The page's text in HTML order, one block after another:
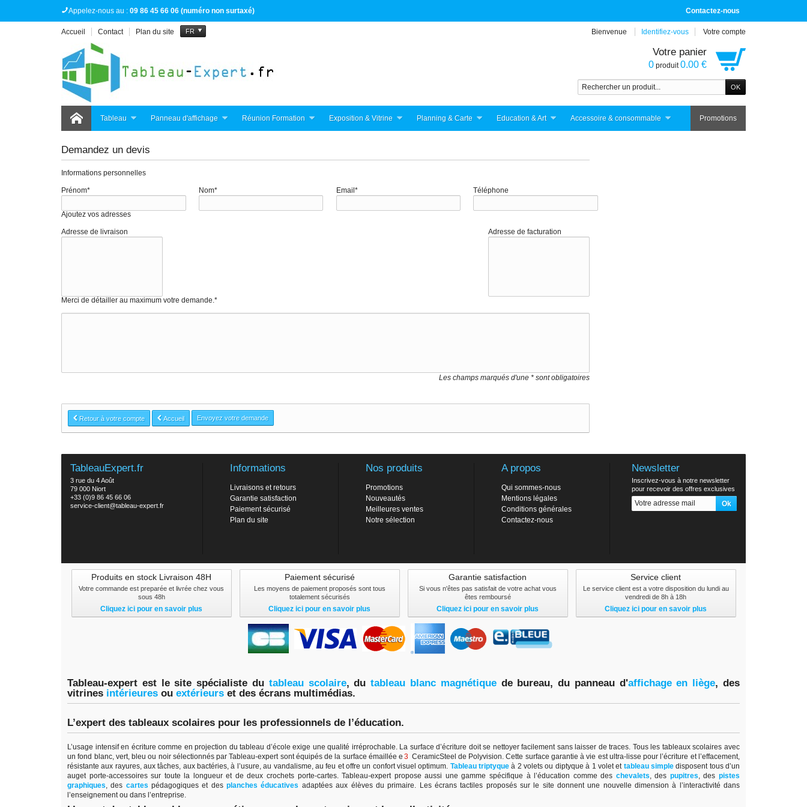
Contactez-nous
Appelez-nous au : 09 86 45 66 06 (numéro non surtaxé)
Accueil Contact Plan du site FR Bienvenue Identifiez-vous Votre compte
Votre panier
0 produit0.00 €
Promotions
Tableau Panneau d'affichage Réunion Formation Exposition & Vitrine Planning & Carte Education & Art Accessoire & consommable
Demandez un devis
Informations personnelles
Prénom* Nom* Email* Téléphone
Ajoutez vos adresses
Adresse de livraison Adresse de facturation
Merci de détailler au maximum votre demande.*
Les champs marqués d'une * sont obligatoires
Retour à votre compte Accueil Envoyez votre demande
TableauExpert.fr
3 rue du 4 Août
79 000 Niort
+33 (0)9 86 45 66 06
service-client@tableau-expert.fr
Informations
Livraisons et retours
Garantie satisfaction
Paiement sécurisé
Plan du site
Nos produits
Promotions
Nouveautés
Meilleures ventes
Notre sélection
A propos
Qui sommes-nous
Mentions légales
Conditions générales
Contactez-nous
Newsletter
Inscrivez-vous à notre newsletter
pour recevoir des offres exclusives
Produits en stock Livraison 48H
Votre commande est preparée et livrée chez vous
sous 48h
Cliquez ici pour en savoir plus
Paiement sécurisé
Les moyens de paiement proposés sont tous
totalement sécurisés
Cliquez ici pour en savoir plus
Garantie satisfaction
Si vous n'êtes pas satisfait de votre achat vous
êtes remboursé
Cliquez ici pour en savoir plus
Service client
Le service client est a votre disposition du lundi au
vendredi de 8h à 18h
Cliquez ici pour en savoir plus
Tableau-expert est le site spécialiste du tableau scolaire, du tableau blanc magnétique de bureau, du panneau d'affichage en liège, des
vitrines intérieures ou extérieurs et des écrans multimédias.
L’expert des tableaux scolaires pour les professionnels de l’éducation.
L’usage intensif en écriture comme en projection du tableau d’école exige une qualité irréprochable. La surface d’écriture doit se nettoyer facilement sans laisser de traces. Tous les tableaux scolaires avec
un fond blanc, vert, bleu ou noir sélectionnés par Tableau-expert sont équipés de la surface émaillée e 3 CeramicSteel de Polyvision. Cette surface garantie à vie est ultra-lisse pour l’écriture et l’effacement,
résistante aux rayures, aux tâches, aux bactéries, à l’usure, au vandalisme, au feu et offre un confort visuel optimum. Tableau triptyque à 2 volets ou diptyque à 1 volet et tableau simple disposent tous d’un
auget porte-accessoires sur toute la longueur et de deux crochets porte-cartes. Tableau-expert propose aussi une gamme spécifique à l’éducation comme des chevalets, des pupitres, des pistes
graphiques, des cartes pédagogiques et des planches éducatives adaptées aux élèves du primaire. Les écrans tactiles proposés sur le site donnent une nouvelle dimension à l’interactivité dans
l’enseignement ou dans l’entreprise.